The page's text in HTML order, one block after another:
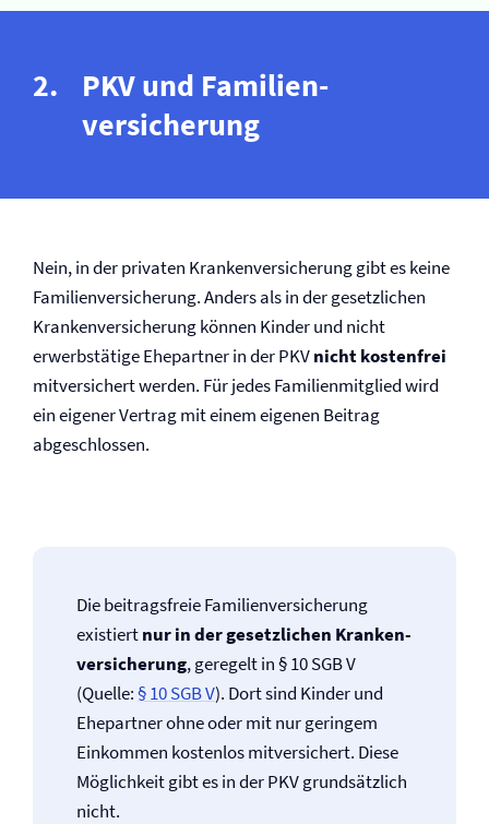
PKV und Familien­
versicherung
Nein, in der privaten Kranken­versicherung gibt es keine
Familien­versicherung. Anders als in der gesetzlichen
Kranken­versicherung können Kinder und nicht
erwerbstätige Ehepartner in der PKVnicht kostenfrei
mitversichert werden. Für jedes Familienmitglied wird
ein eigener Vertrag mit einem eigenen Beitrag
abgeschlossen.
Die beitragsfreie Familien­versicherung
existiertnur in der gesetzlichen Kranken­
versicherung, geregelt in § 10 SGB V
(Quelle:§ 10 SGB V). Dort sind Kinder und
Ehepartner ohne oder mit nur geringem
Einkommen kostenlos mitversichert. Diese
Möglichkeit gibt es in der PKV grundsätzlich
nicht.